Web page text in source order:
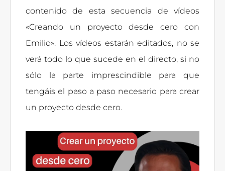
contenido de esta secuencia de vídeos
«Creando un proyecto desde cero con
Emilio». Los vídeos estarán editados, no se
verá todo lo que sucede en el directo, si no
sólo la parte imprescindible para que
tengáis el paso a paso necesario para crear
un proyecto desde cero.